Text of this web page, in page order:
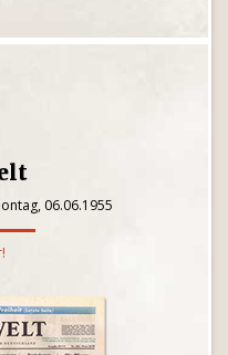
06.06.1955